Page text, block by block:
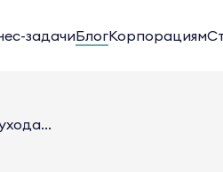
задачиБлогКорпорациям